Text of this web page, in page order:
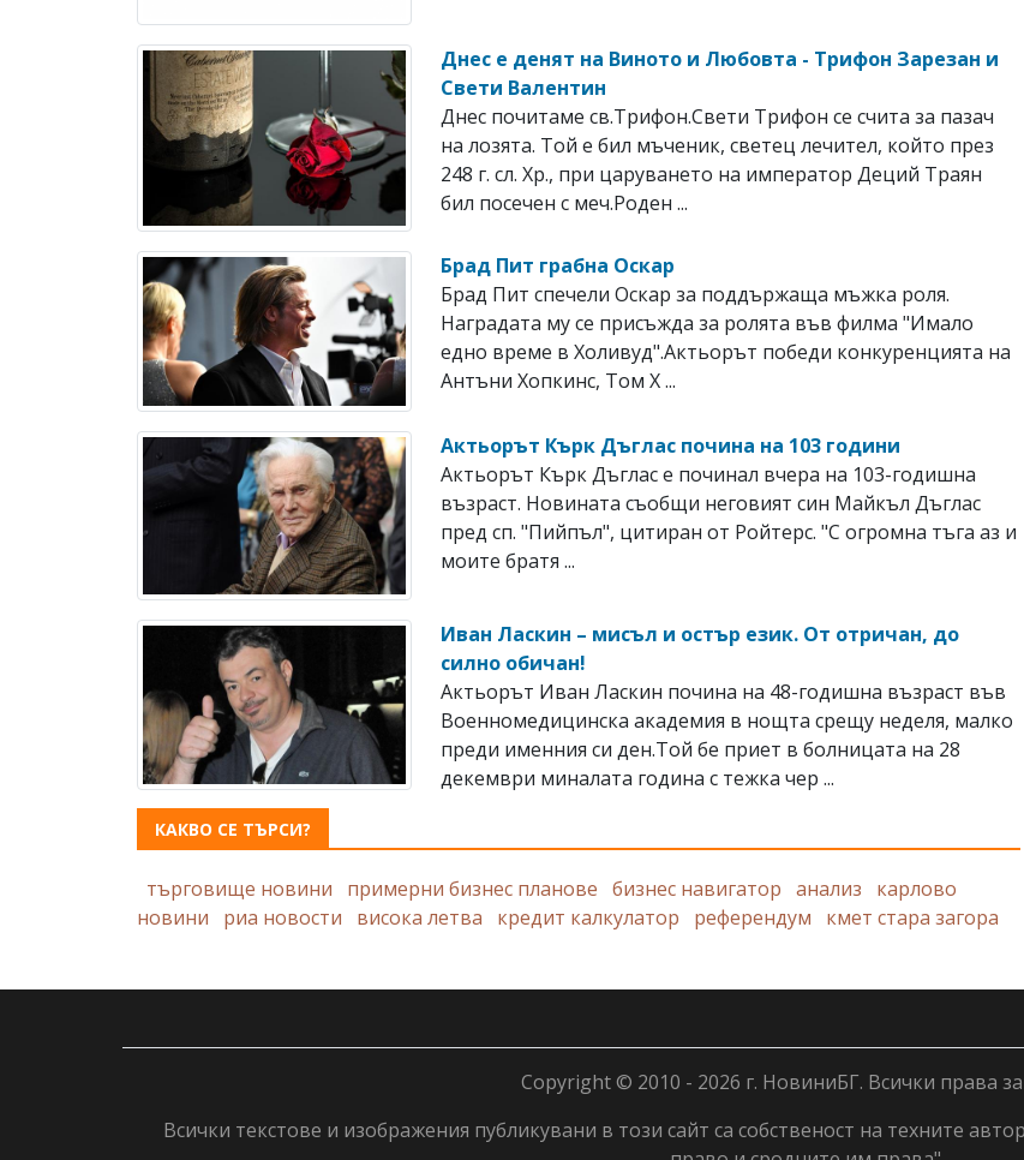
Днес е денят на Виното и Любовта - Трифон Зарезан и
Свети Валентин
Днес почитаме св.Трифон.Свети Трифон се счита за пазач
на лозята. Той е бил мъченик, светец лечител, който през
248 г. сл. Хр., при царуването на император Деций Траян
бил посечен с меч.Роден ...
Брад Пит грабна Оскар
Брад Пит спечели Оскар за поддържаща мъжка роля.
Наградата му се присъжда за ролята във филма "Имало
едно време в Холивуд".Актьорът победи конкуренцията на
Антъни Хопкинс, Том Х ...
Актьорът Кърк Дъглас почина на 103 години
Актьорът Кърк Дъглас е починал вчера на 103-годишна
възраст. Новината съобщи неговият син Майкъл Дъглас
пред сп. "Пийпъл", цитиран от Ройтерс. "С огромна тъга аз и
моите братя ...
Иван Ласкин – мисъл и остър език. От отричан, до
силно обичан!
Актьорът Иван Ласкин почина на 48-годишна възраст във
Военномедицинска академия в нощта срещу неделя, малко
преди именния си ден.Той бе приет в болницата на 28
декември миналата година с тежка чер ...
КАКВО СЕ ТЪРСИ?
търговище новини примерни бизнес планове бизнес навигатор анализ
карлово
новини
риа новости висока летва кредит калкулатор референдум кмет стара загора
Copyright © 2010 - 2026 г. НовиниБГ. Всички права
Всички текстове и изображения публикувани в този сайт са собственост на техните